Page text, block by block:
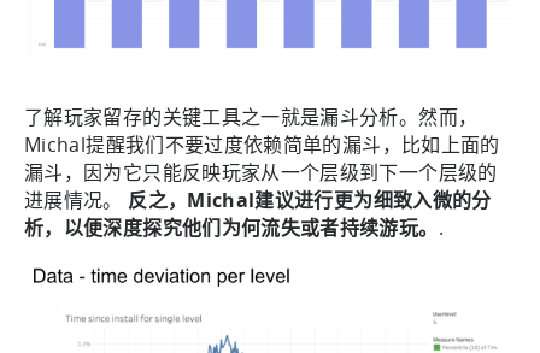
了解玩家留存的关键工具之一就是漏斗分析。然而，
Michal提醒我们不要过度依赖简单的漏斗，比如上面的
漏斗，因为它只能反映玩家从一个层级到下一个层级的
进展情况。 反之，Michal建议进行更为细致入微的分
析，以便深度探究他们为何流失或者持续游玩。 .